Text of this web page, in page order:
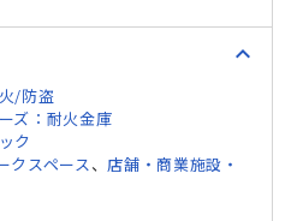
expand_less
/防盗
ズ：耐火金庫
ク
クスペース 、 店舗・商業施設・